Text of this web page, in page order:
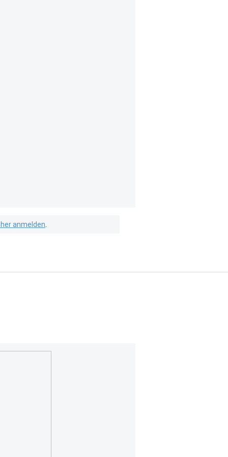
anmelden